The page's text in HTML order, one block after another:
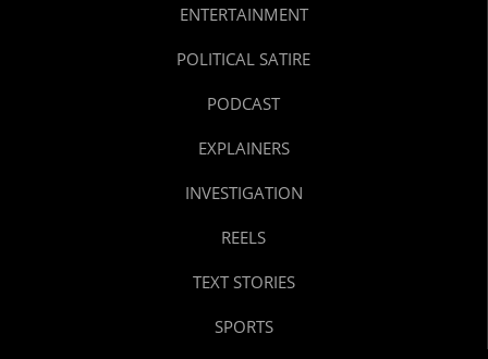
ENTERTAINMENT
POLITICAL SATIRE
PODCAST
EXPLAINERS
INVESTIGATION
REELS
TEXT STORIES
SPORTS